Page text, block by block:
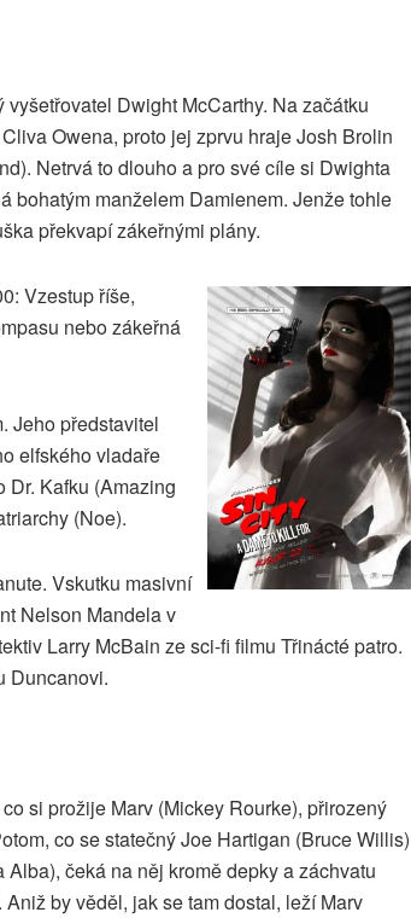
Dwight McCarthy. Na začátku
Owena, proto jej zprvu hraje Josh Brolin
Netrvá to dlouho a pro své cíle si Dwighta
bohatým manželem Damienem. Jenže tohle
překvapí zákeřnými plány.
Vzestup říše,
nebo zákeřná
Jeho představitel
elfského vladaře
Dr. Kafku (Amazing
(Noe).
Vskutku masivní
Nelson Mandela v
Larry McBain ze sci-fi filmu Třinácté patro.
Duncanovi.
si prožije Marv (Mickey Rourke), přirozený
co se statečný Joe Hartigan (Bruce Willis)
čeká na něj kromě depky a záchvatu
by věděl, jak se tam dostal, leží Marv